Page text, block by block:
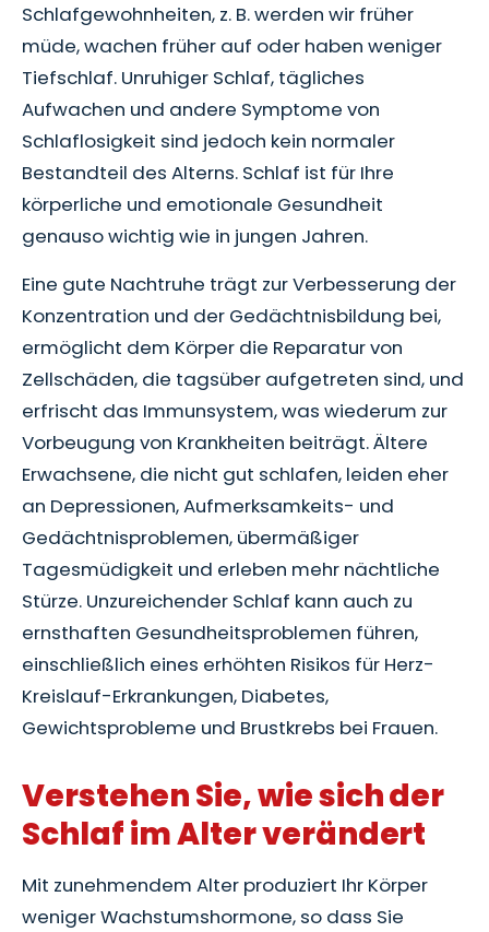
Schlafgewohnheiten, z. B. werden wir früher
müde, wachen früher auf oder haben weniger
Tiefschlaf. Unruhiger Schlaf, tägliches
Aufwachen und andere Symptome von
Schlaflosigkeit sind jedoch kein normaler
Bestandteil des Alterns. Schlaf ist für Ihre
körperliche und emotionale Gesundheit
genauso wichtig wie in jungen Jahren.
Eine gute Nachtruhe trägt zur Verbesserung der
Konzentration und der Gedächtnisbildung bei,
ermöglicht dem Körper die Reparatur von
Zellschäden, die tagsüber aufgetreten sind, und
erfrischt das Immunsystem, was wiederum zur
Vorbeugung von Krankheiten beiträgt. Ältere
Erwachsene, die nicht gut schlafen, leiden eher
an Depressionen, Aufmerksamkeits- und
Gedächtnisproblemen, übermäßiger
Tagesmüdigkeit und erleben mehr nächtliche
Stürze. Unzureichender Schlaf kann auch zu
ernsthaften Gesundheitsproblemen führen,
einschließlich eines erhöhten Risikos für Herz-
Kreislauf-Erkrankungen, Diabetes,
Gewichtsprobleme und Brustkrebs bei Frauen.
Verstehen Sie, wie sich der
Schlaf im Alter verändert
Mit zunehmendem Alter produziert Ihr Körper
weniger Wachstumshormone, so dass Sie